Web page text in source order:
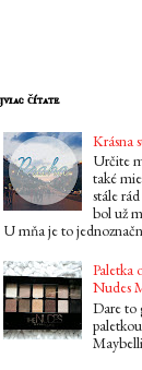
čítate
Krásna
Určite
také
stále
bol už
U mňa je to
Paletka
Nudes
Dare to